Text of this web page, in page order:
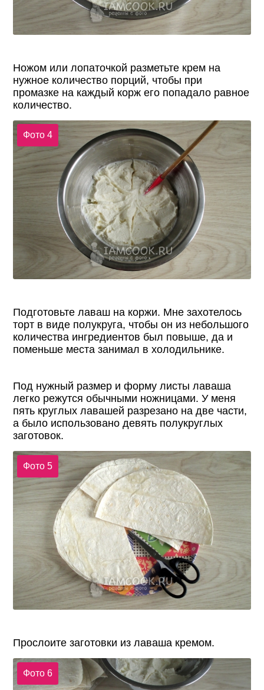
Ножом или лопаточкой разметьте крем на
нужное количество порций, чтобы при
промазке на каждый корж его попадало равное
количество.
Фото 4
Подготовьте лаваш на коржи. Мне захотелось
торт в виде полукруга, чтобы он из небольшого
количества ингредиентов был повыше, да и
поменьше места занимал в холодильнике.
Под нужный размер и форму листы лаваша
легко режутся обычными ножницами. У меня
пять круглых лавашей разрезано на две части,
а было использовано девять полукруглых
заготовок.
Фото 5
Прослоите заготовки из лаваша кремом.
Фото 6